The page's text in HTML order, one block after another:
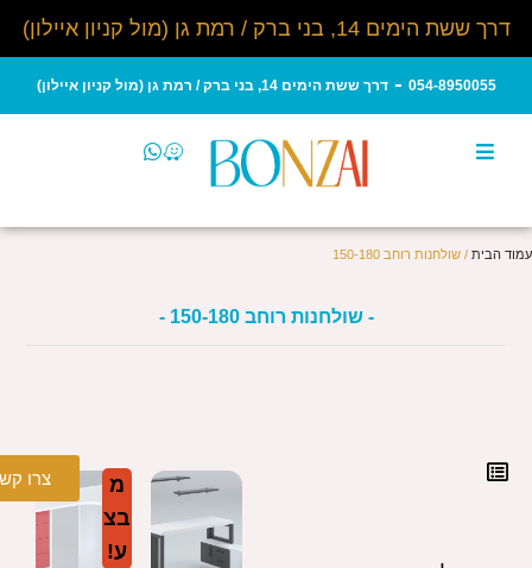
דרך ששת הימים 14, בני ברק / רמת גן (מול קניון איילון)
054-8950055 דרך ששת הימים 14, בני ברק / רמת גן (מול קניון איילון)
עמוד הבית / שולחנות רוחב 150-180
- שולחנות רוחב 150-180 -
מ
בצ
ע!
צרו